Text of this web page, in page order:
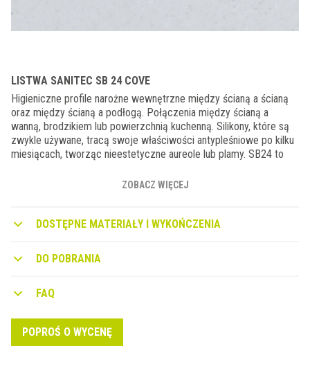
LISTWA SANITEC SB 24 COVE
Higieniczne profile narożne wewnętrzne między ścianą a ścianą
oraz między ścianą a podłogą. Połączenia między ścianą a
wanną, brodzikiem lub powierzchnią kuchenną. Silikony, które są
zwykle używane, tracą swoje właściwości antypleśniowe po kilku
miesiącach, tworząc nieestetyczne aureole lub plamy. SB24 to
chwyt kleju, za pomocą którego jest instalowany na ścianie.
ZOBACZ WIĘCEJ
DOSTĘPNE MATERIAŁY I WYKOŃCZENIA
DO POBRANIA
FAQ
POPROŚ O WYCENĘ